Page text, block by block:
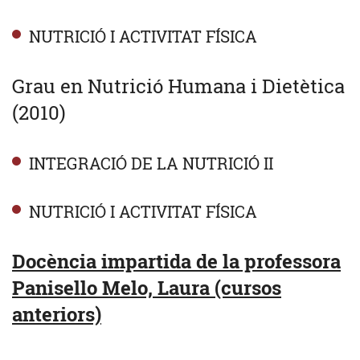
NUTRICIÓ I ACTIVITAT FÍSICA
Grau en Nutrició Humana i Dietètica
(2010)
INTEGRACIÓ DE LA NUTRICIÓ II
NUTRICIÓ I ACTIVITAT FÍSICA
Docència impartida de la professora
Panisello Melo, Laura (cursos
anteriors)